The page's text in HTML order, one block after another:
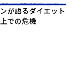
が語るダイエット
での危機